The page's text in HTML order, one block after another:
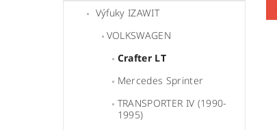
Výfuky IZAWIT
VOLKSWAGEN
Crafter LT
Mercedes Sprinter
TRANSPORTER IV (1990-
1995)